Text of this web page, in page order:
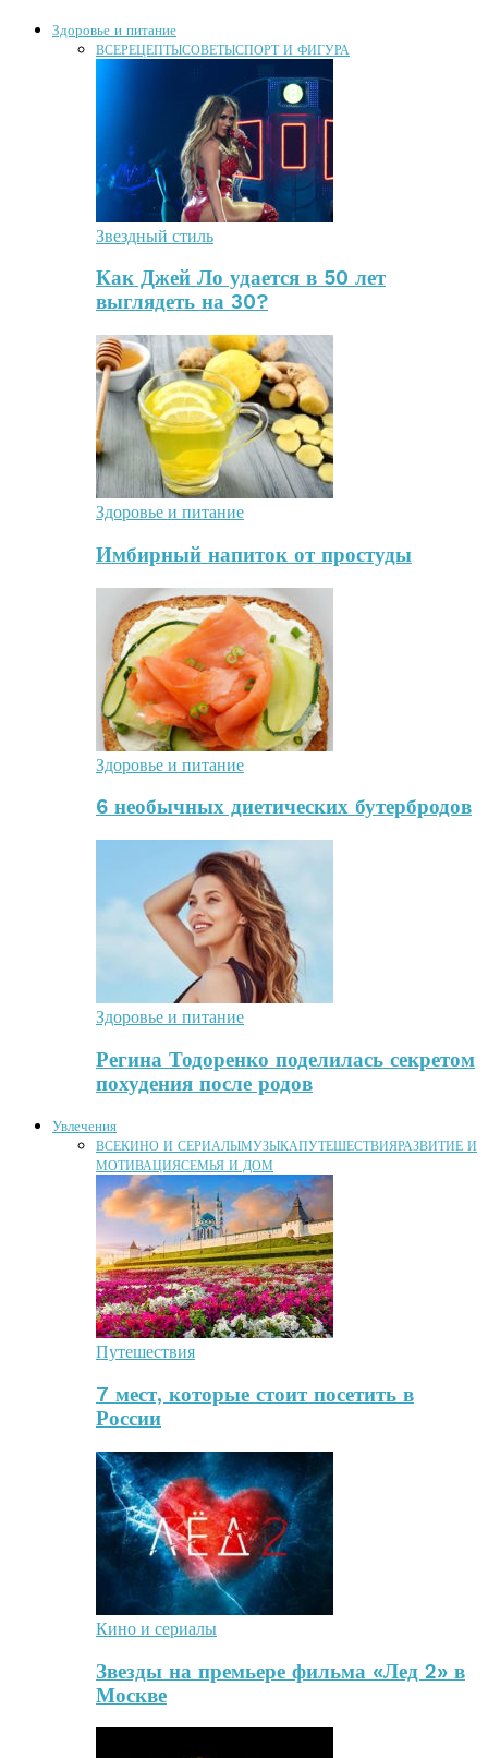
Здоровье и питание
ВСЕРЕЦЕПТЫСОВЕТЫСПОРТ И ФИГУРА
Звездный стиль
Как Джей Ло удается в 50 лет
выглядеть на 30?
Здоровье и питание
Имбирный напиток от простуды
Здоровье и питание
6 необычных диетических бутербродов
Здоровье и питание
Регина Тодоренко поделилась секретом
похудения после родов
Увлечения
ВСЕКИНО И СЕРИАЛЫМУЗЫКАПУТЕШЕСТВИЯРАЗВИТИЕ И
МОТИВАЦИЯСЕМЬЯ И ДОМ
Путешествия
7 мест, которые стоит посетить в
России
Кино и сериалы
Звезды на премьере фильма «Лед 2» в
Москве